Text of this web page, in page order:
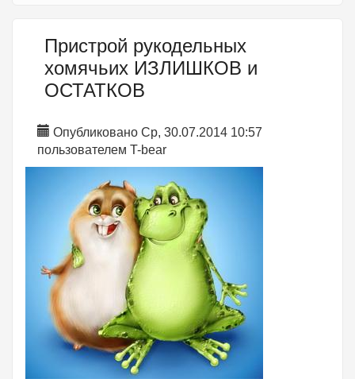
Пристрой рукодельных
хомячьих ИЗЛИШКОВ и
ОСТАТКОВ
Опубликовано Ср, 30.07.2014 10:57
пользователем T-bear